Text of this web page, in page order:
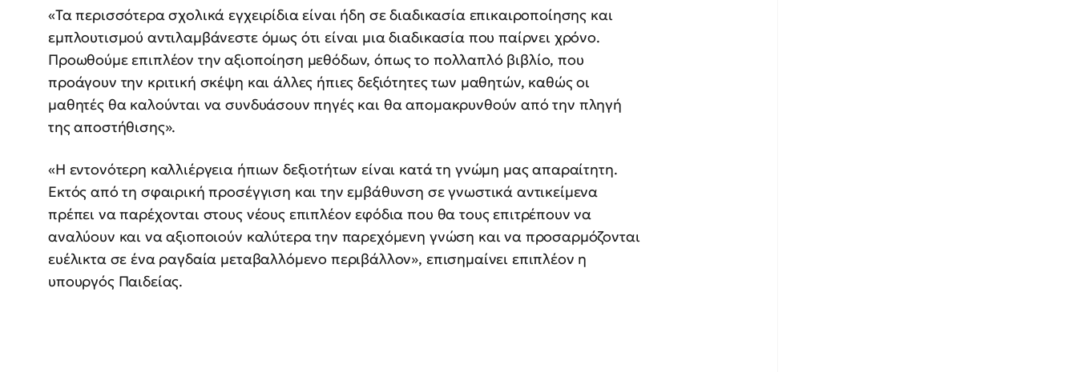
«Τα περισσότερα σχολικά εγχειρίδια είναι ήδη σε διαδικασία επικαιροποίησης και
εμπλουτισμού αντιλαμβάνεστε όμως ότι είναι μια διαδικασία που παίρνει χρόνο.
Προωθούμε επιπλέον την αξιοποίηση μεθόδων, όπως το πολλαπλό βιβλίο, που
προάγουν την κριτική σκέψη και άλλες ήπιες δεξιότητες των μαθητών, καθώς οι
μαθητές θα καλούνται να συνδυάσουν πηγές και θα απομακρυνθούν από την πληγή
της αποστήθισης».
«Η εντονότερη καλλιέργεια ήπιων δεξιοτήτων είναι κατά τη γνώμη μας απαραίτητη.
Εκτός από τη σφαιρική προσέγγιση και την εμβάθυνση σε γνωστικά αντικείμενα
πρέπει να παρέχονται στους νέους επιπλέον εφόδια που θα τους επιτρέπουν να
αναλύουν και να αξιοποιούν καλύτερα την παρεχόμενη γνώση και να προσαρμόζονται
ευέλικτα σε ένα ραγδαία μεταβαλλόμενο περιβάλλον», επισημαίνει επιπλέον η
υπουργός Παιδείας.